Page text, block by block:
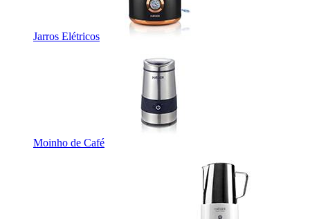
Jarros Elétricos
Moinho de Café